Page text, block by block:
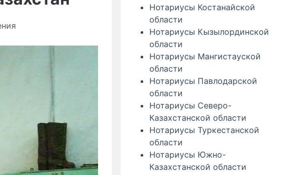
Нотариусы Костанайской
области
Нотариусы Кызылординской
области
Нотариусы Мангистауской
области
Нотариусы Павлодарской
области
Нотариусы Северо-
Казахстанской области
Нотариусы Туркестанской
области
Нотариусы Южно-
Казахстанской области